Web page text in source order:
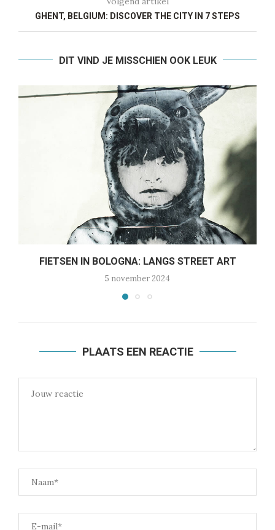
GHENT, BELGIUM: DISCOVER THE CITY IN 7 STEPS
DIT VIND JE MISSCHIEN OOK LEUK
FIETSEN IN BOLOGNA: LANGS STREET ART
5 november 2024
PLAATS EEN REACTIE